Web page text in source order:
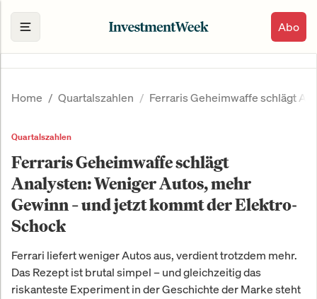
Abo
Home Quartalszahlen Ferraris Geheimwaffe schlägt
Quartalszahlen
Ferraris Geheimwaffe schlägt
Analysten: Weniger Autos, mehr
Gewinn – und jetzt kommt der Elektro-
Schock
Ferrari liefert weniger Autos aus, verdient trotzdem mehr.
Das Rezept ist brutal simpel – und gleichzeitig das
riskanteste Experiment in der Geschichte der Marke steht